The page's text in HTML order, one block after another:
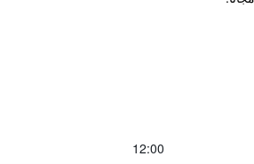
12:00